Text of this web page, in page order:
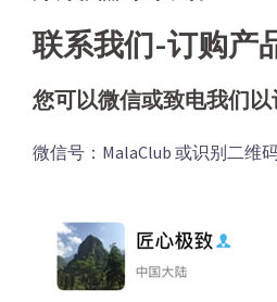
联系我们-订购产
您可以微信或致电我们
微信号：MalaClub 或识别二维码